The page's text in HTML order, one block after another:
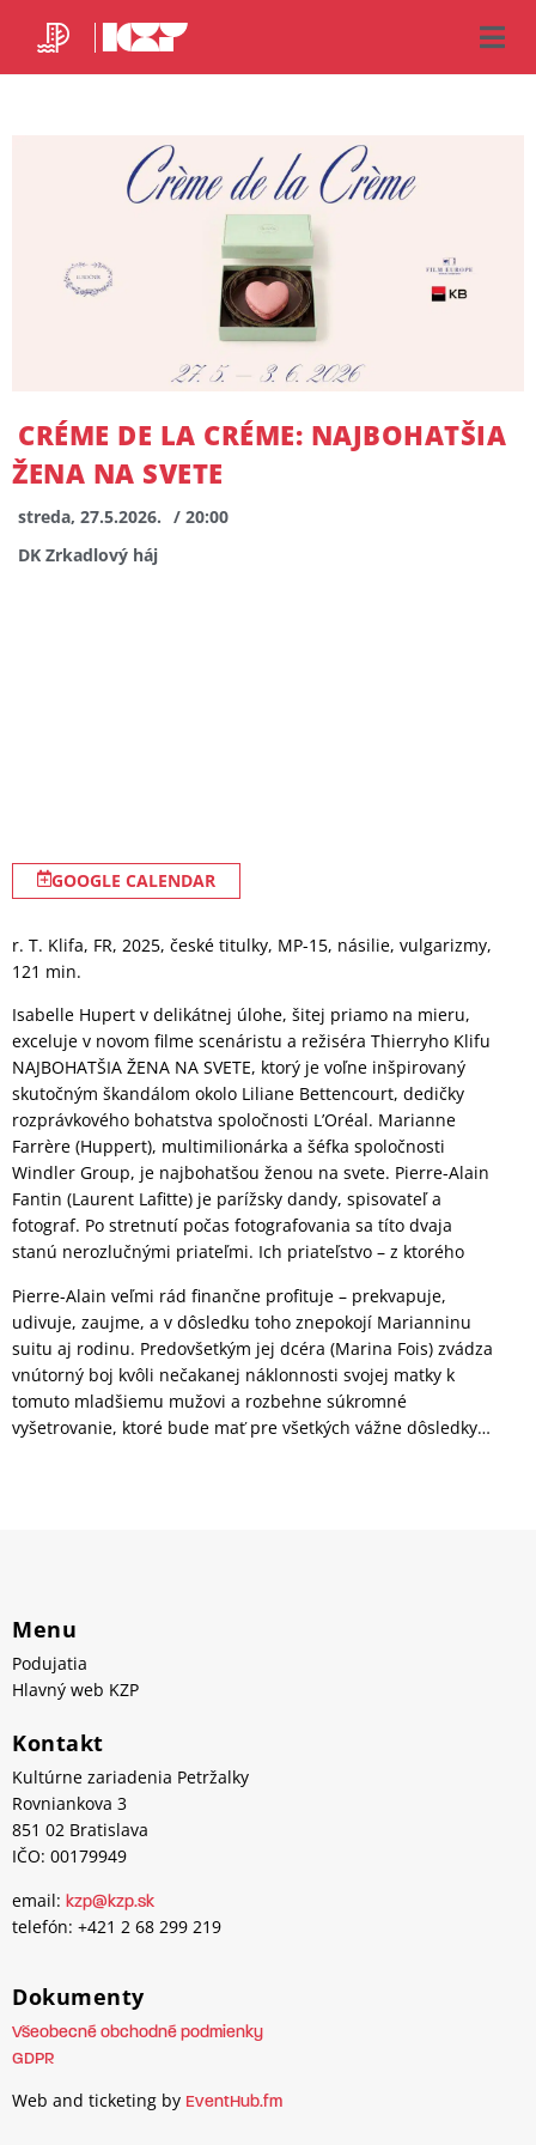
CRÉME DE LA CRÉME: NAJBOHATŠIA
ŽENA NA SVETE
streda, 27.5.2026. / 20:00
DK Zrkadlový háj
GOOGLE CALENDAR
r. T. Klifa, FR, 2025, české titulky, MP-15, násilie, vulgarizmy,
121 min.
Isabelle Hupert v delikátnej úlohe, šitej priamo na mieru,
exceluje v novom filme scenáristu a režiséra Thierryho Klifu
NAJBOHATŠIA ŽENA NA SVETE, ktorý je voľne inšpirovaný
skutočným škandálom okolo Liliane Bettencourt, dedičky
rozprávkového bohatstva spoločnosti L’Oréal. Marianne
Farrère (Huppert), multimilionárka a šéfka spoločnosti
Windler Group, je najbohatšou ženou na svete. Pierre-Alain
Fantin (Laurent Lafitte) je parížsky dandy, spisovateľ a
fotograf. Po stretnutí počas fotografovania sa títo dvaja
stanú nerozlučnými priateľmi. Ich priateľstvo – z ktorého
Pierre-Alain veľmi rád finančne profituje – prekvapuje,
udivuje, zaujme, a v dôsledku toho znepokojí Marianninu
suitu aj rodinu. Predovšetkým jej dcéra (Marina Fois) zvádza
vnútorný boj kvôli nečakanej náklonnosti svojej matky k
tomuto mladšiemu mužovi a rozbehne súkromné
vyšetrovanie, ktoré bude mať pre všetkých vážne dôsledky…
Menu
Podujatia
Hlavný web KZP
Kontakt
Kultúrne zariadenia Petržalky
Rovniankova 3
851 02 Bratislava
IČO: 00179949
email: kzp@kzp.sk
telefón: +421 2 68 299 219
Dokumenty
Všeobecné obchodné podmienky
GDPR
Web and ticketing by EventHub.fm